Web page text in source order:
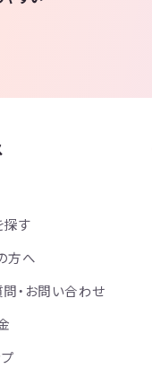
探す
方へ
問・お問い合わせ